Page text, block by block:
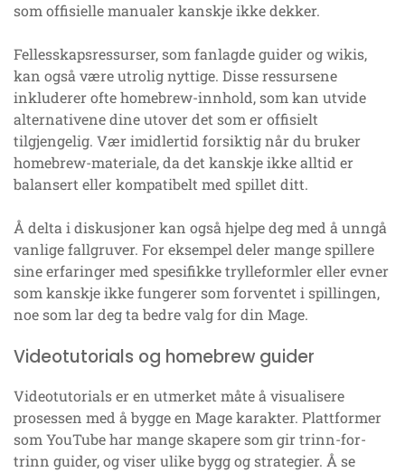
som offisielle manualer kanskje ikke dekker.
Fellesskapsressurser, som fanlagde guider og wikis,
kan også være utrolig nyttige. Disse ressursene
inkluderer ofte homebrew-innhold, som kan utvide
alternativene dine utover det som er offisielt
tilgjengelig. Vær imidlertid forsiktig når du bruker
homebrew-materiale, da det kanskje ikke alltid er
balansert eller kompatibelt med spillet ditt.
Å delta i diskusjoner kan også hjelpe deg med å unngå
vanlige fallgruver. For eksempel deler mange spillere
sine erfaringer med spesifikke trylleformler eller evner
som kanskje ikke fungerer som forventet i spillingen,
noe som lar deg ta bedre valg for din Mage.
Videotutorials og homebrew guider
Videotutorials er en utmerket måte å visualisere
prosessen med å bygge en Mage karakter. Plattformer
som YouTube har mange skapere som gir trinn-for-
trinn guider, og viser ulike bygg og strategier. Å se